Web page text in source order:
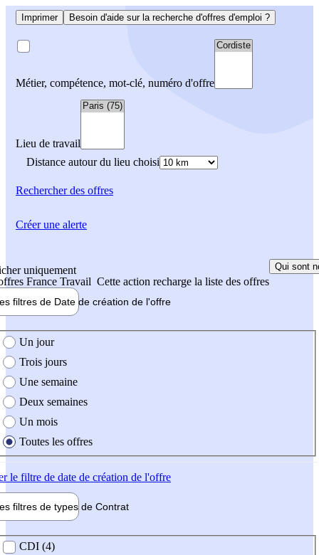
Imprimer Besoin d'aide sur la recherche d'offres d'emploi ?
Métier, compétence, mot-clé, numéro d'offre
Lieu de travail
Distance autour du lieu choisi
Rechercherdes offres
uniquement
France Travail Cette action recharge la liste des offres
Qui sont
filtres de Date de création de l'offre
création de l'offre
Un jour
Trois jours
Une semaine
Deux semaines
Un mois
Toutes les offres
le filtre de date de création de l'offre
filtres de types de Contrat
contrat
CDI (4)
Créer une alerte